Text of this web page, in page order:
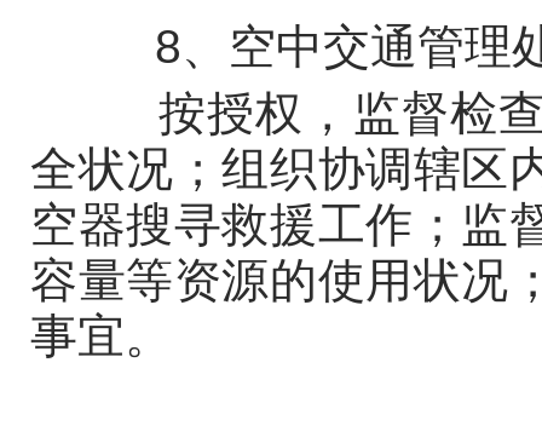
8、空中交通管理
按授权，监督检查
全状况；组织协调辖区
空器搜寻救援工作；监
容量等资源的使用状况
事宜。